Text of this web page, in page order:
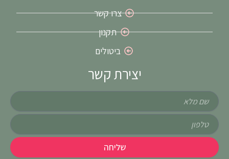
צרו קשר
תקנון
ביטולים
יצירת קשר
שם
טלפון
שליחה